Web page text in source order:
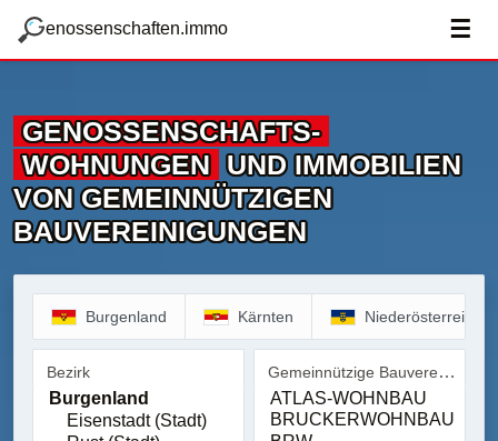
g
enossenschaften.immo ☰
GENOSSENSCHAFTS­
WOHNUNGEN UND IMMOBILIEN
VON GEMEINNÜTZIGEN
BAUVEREINIGUNGEN
Burgenland Kärnten Niederösterreich
Bezirk
Bezirk
Gemeinnützige Bauvereinigung
Gemeinnützige